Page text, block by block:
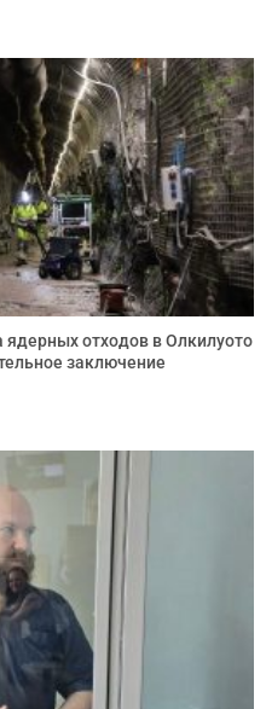
отходов в Олкилуото
заключение